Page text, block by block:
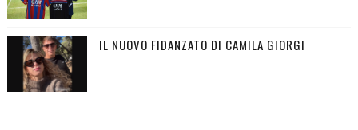
IL NUOVO FIDANZATO DI CAMILA GIORGI